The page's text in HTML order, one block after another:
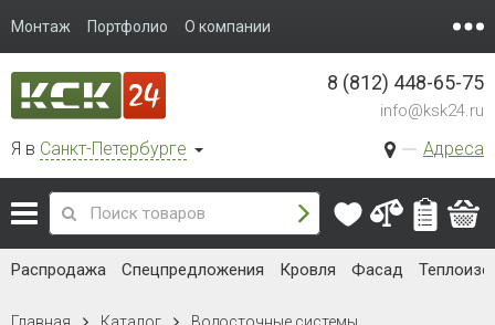
Монтаж Портфолио О компании
Я в Санкт-Петербурге Адреса
8 (812) 448-65-75
info@ksk24.ru
Распродажа Спецпредложения Кровля Фасад